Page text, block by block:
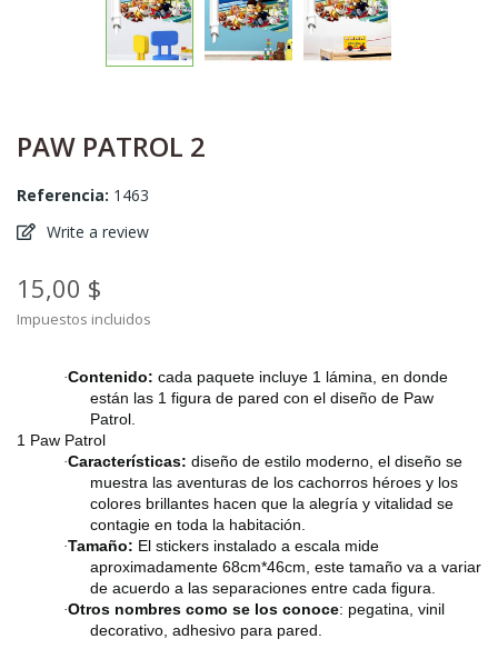
PAW PATROL 2
Referencia: 1463
Write a review
15,00 $
Impuestos incluidos
·Contenido: cada paquete incluye 1 lámina, en donde
están las 1 figura de pared con el diseño de Paw
Patrol.
1 Paw Patrol
·Características: diseño de estilo moderno, el diseño se
muestra las aventuras de los cachorros héroes y los
colores brillantes hacen que la alegría y vitalidad se
contagie en toda la habitación.
·Tamaño: El stickers instalado a escala mide
aproximadamente 68cm*46cm, este tamaño va a variar
de acuerdo a las separaciones entre cada figura.
·Otros nombres como se los conoce: pegatina, vinil
decorativo, adhesivo para pared.